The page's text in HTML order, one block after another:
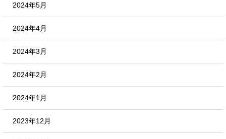
2024年5月
2024年4月
2024年3月
2024年2月
2024年1月
2023年12月